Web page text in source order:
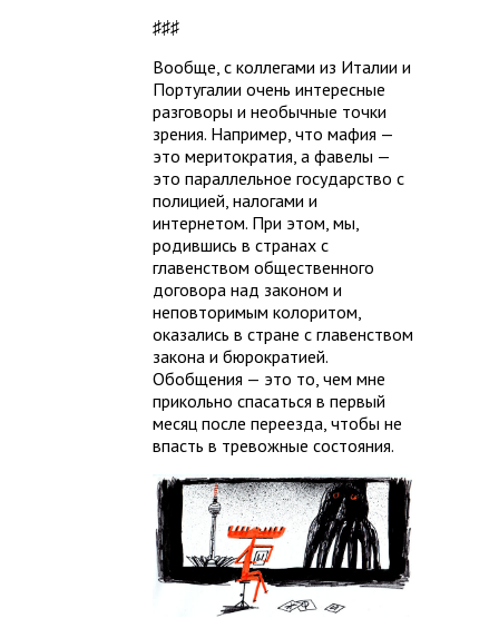
♯♯♯
Вообще, с коллегами из Италии и
Португалии очень интересные
разговоры и необычные точки
зрения. Например, что мафия —
это меритократия, а фавелы —
это параллельное государство с
полицией, налогами и
интернетом. При этом, мы,
родившись в странах с
главенством общественного
договора над законом и
неповторимым колоритом,
оказались в стране с главенством
закона и бюрократией.
Обобщения — это то, чем мне
прикольно спасаться в первый
месяц после переезда, чтобы не
впасть в тревожные состояния.